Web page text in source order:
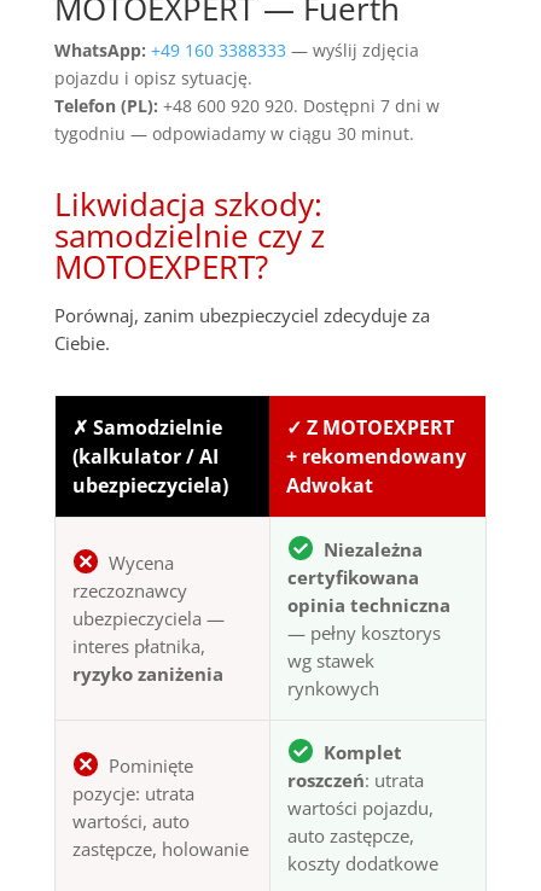
WhatsApp: +49 160 3388333 — wyślij zdjęcia
pojazdu i opisz sytuację.
Telefon (PL): +48 600 920 920. Dostępni 7 dni w
tygodniu — odpowiadamy w ciągu 30 minut.
Likwidacja szkody:
samodzielnie czy z
MOTOEXPERT?
Porównaj, zanim ubezpieczyciel zdecyduje za
Ciebie.
✗ Samodzielnie
(kalkulator / AI
ubezpieczyciela)
✓ Z MOTOEXPERT
+ rekomendowany
Adwokat
Wycena
rzeczoznawcy
ubezpieczyciela —
interes płatnika,
ryzyko zaniżenia
Niezależna
certyfikowana
opinia techniczna
— pełny kosztorys
wg stawek
rynkowych
Pominięte
pozycje: utrata
wartości, auto
zastępcze, holowanie
Komplet
roszczeń: utrata
wartości pojazdu,
auto zastępcze,
koszty dodatkowe